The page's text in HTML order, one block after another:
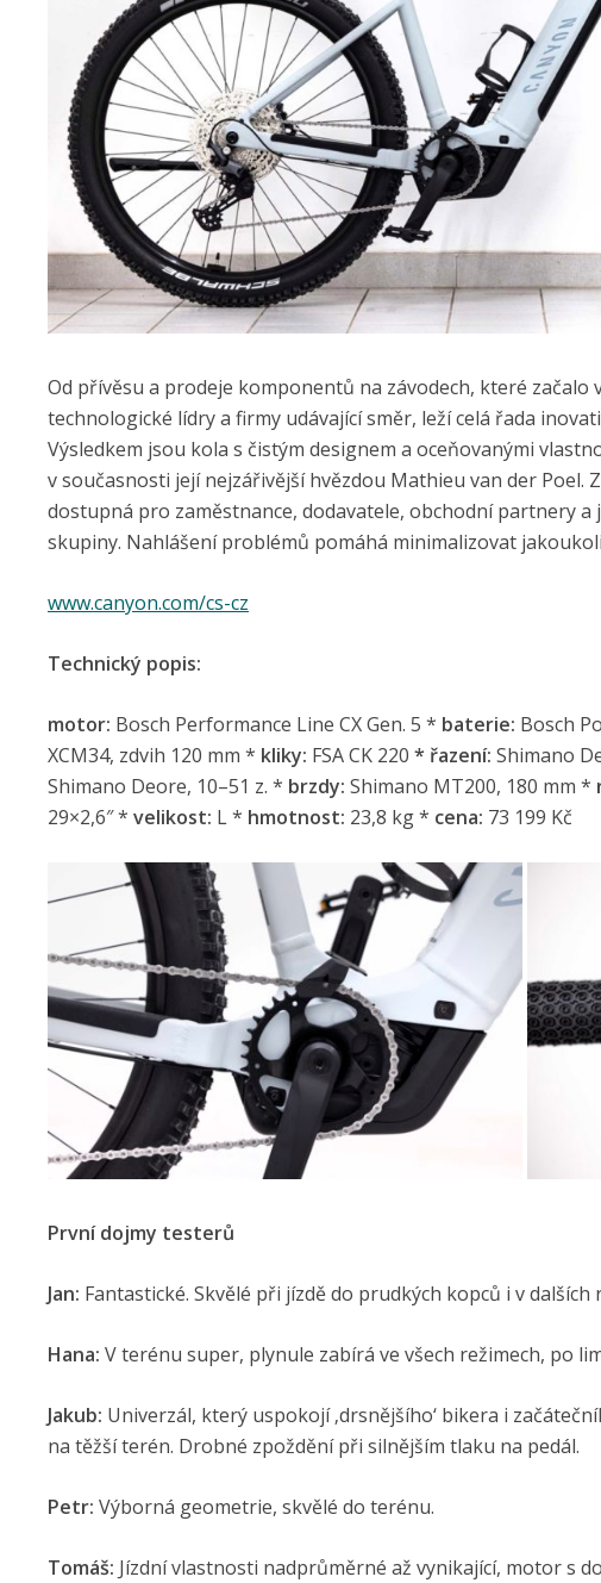
Od přívěsu a prodeje komponentů na závodech, které začalo
technologické lídry a firmy udávající směr, leží celá řada
Výsledkem jsou kola s čistým designem a oceňovanými
v současnosti její nejzářivější hvězdou Mathieu van der
dostupná pro zaměstnance, dodavatele, obchodní partnery
skupiny. Nahlášení problémů pomáhá minimalizovat
www.canyon.com/cs-cz
Technický popis:
motor: Bosch Performance Line CX Gen. 5 * baterie: Bosch
XCM34, zdvih 120 mm * kliky: FSA CK 220 * řazení: Shimano
Shimano Deore, 10–51 z. * brzdy: Shimano MT200, 180 mm *
29×2,6″ * velikost: L * hmotnost: 23,8 kg * cena: 73 199 Kč
První dojmy testerů
Jan: Fantastické. Skvělé při jízdě do prudkých kopců i v
Hana: V terénu super, plynule zabírá ve všech režimech, po
Jakub: Univerzál, který uspokojí ‚drsnějšího‘ bikera i
na těžší terén. Drobné zpoždění při silnějším tlaku na pedál.
Petr: Výborná geometrie, skvělé do terénu.
Tomáš: Jízdní vlastnosti nadprůměrné až vynikající, motor s